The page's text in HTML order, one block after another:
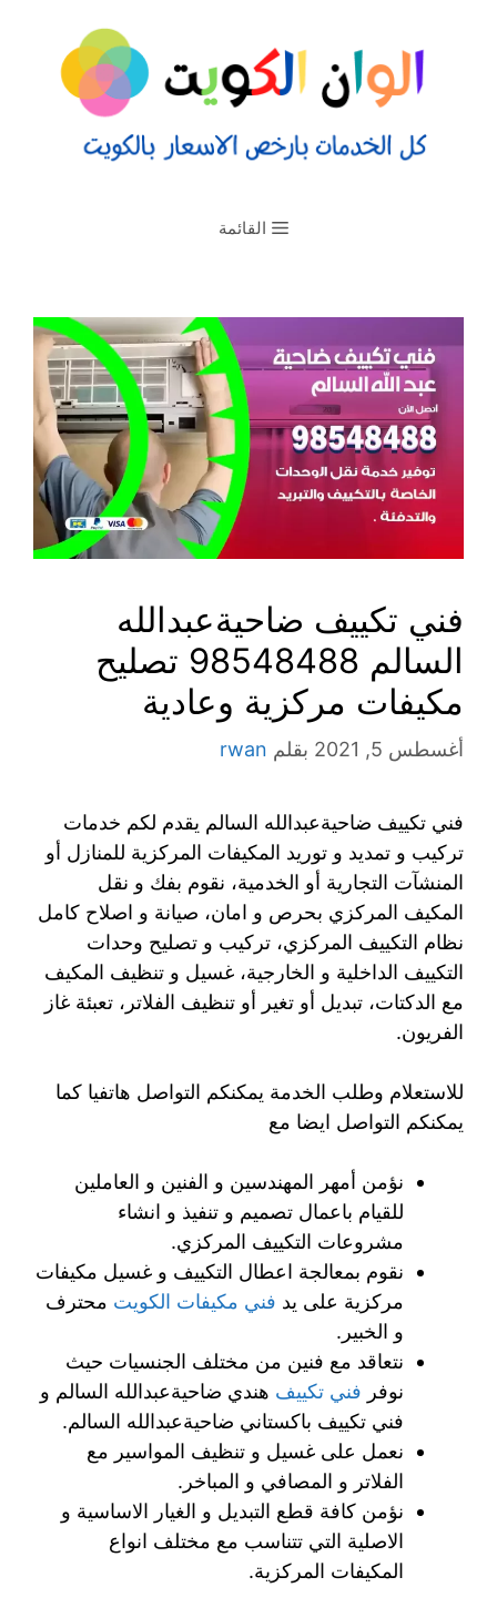
القائمة
فني تكييف ضاحيةعبدالله
السالم 98548488 تصليح
مكيفات مركزية وعادية
أغسطس 5, 2021 بقلم rwan
فني تكييف ضاحيةعبدالله السالم يقدم لكم خدمات
تركيب و تمديد و توريد المكيفات المركزية للمنازل أو
المنشآت التجارية أو الخدمية، نقوم بفك و نقل
المكيف المركزي بحرص و امان، صيانة و اصلاح كامل
نظام التكييف المركزي، تركيب و تصليح وحدات
التكييف الداخلية و الخارجية، غسيل و تنظيف المكيف
مع الدكتات، تبديل أو تغير أو تنظيف الفلاتر، تعبئة غاز
الفريون.
للاستعلام وطلب الخدمة يمكنكم التواصل هاتفيا كما
يمكنكم التواصل ايضا مع
نؤمن أمهر المهندسين و الفنين و العاملين
للقيام باعمال تصميم و تنفيذ و انشاء
مشروعات التكييف المركزي.
نقوم بمعالجة اعطال التكييف و غسيل مكيفات
مركزية على يد فني مكيفات الكويت محترف
و الخبير.
نتعاقد مع فنين من مختلف الجنسيات حيث
نوفر فني تكييف هندي ضاحيةعبدالله السالم و
فني تكييف باكستاني ضاحيةعبدالله السالم.
نعمل على غسيل و تنظيف المواسير مع
الفلاتر و المصافي و المباخر.
نؤمن كافة قطع التبديل و الغيار الاساسية و
الاصلية التي تتناسب مع مختلف انواع
المكيفات المركزية.